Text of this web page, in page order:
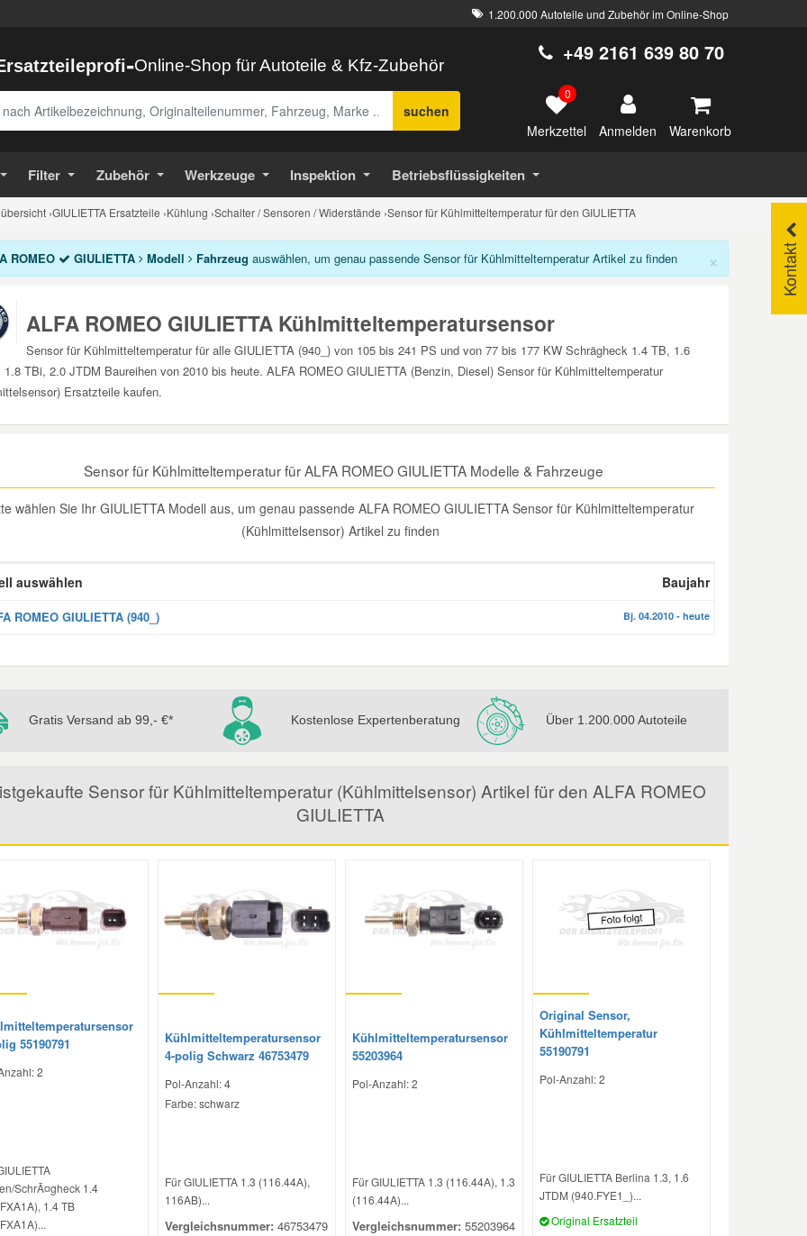
1.200.000 Autoteile und Zubehör im Online-Shop
-Online-Shop für Autoteile & Kfz-Zubehör
suchen
+49 2161 639 80 70
0
Merkzettel Anmelden Warenkorb
Filter Zubehör Werkzeuge Inspektion Betriebsflüssigkeiten
›GIULIETTA Ersatzteile ›Kühlung ›Schalter / Sensoren / Widerstände ›Sensor für Kühlmitteltemperatur für den GIULIETTA
Kontakt
×
ROMEO GIULIETTA Modell Fahrzeug auswählen, um genau passende Sensor für Kühlmitteltemperatur Artikel zu finden
ALFA ROMEO GIULIETTA Kühlmitteltemperatursensor
Sensor für Kühlmitteltemperatur für alle GIULIETTA (940_) von 105 bis 241 PS und von 77 bis 177 KW Schrägheck 1.4 TB, 1.6
1.8 TBi, 2.0 JTDM Baureihen von 2010 bis heute. ALFA ROMEO GIULIETTA (Benzin, Diesel) Sensor für Kühlmitteltemperatur
Ersatzteile kaufen.
Sensor für Kühlmitteltemperatur für ALFA ROMEO GIULIETTA Modelle & Fahrzeuge
wählen Sie Ihr GIULIETTA Modell aus, um genau passende ALFA ROMEO GIULIETTA Sensor für Kühlmitteltemperatur
(Kühlmittelsensor) Artikel zu finden
auswählen Baujahr
ROMEO GIULIETTA (940_) Bj. 04.2010 - heute
Gratis Versand ab 99,- €* Kostenlose Expertenberatung Über 1.200.000 Autoteile
Sensor für Kühlmitteltemperatur (Kühlmittelsensor) Artikel für den ALFA ROMEO
GIULIETTA
55190791
2
SchrÃ¤gheck 1.4
1.4 TB
Kühlmitteltemperatursensor
4-polig Schwarz 46753479
Pol-Anzahl: 4
Farbe: schwarz
Für GIULIETTA 1.3 (116.44A),
116AB)...
Vergleichsnummer: 46753479
Kühlmitteltemperatursensor
55203964
Pol-Anzahl: 2
Für GIULIETTA 1.3 (116.44A), 1.3
(116.44A)...
Vergleichsnummer: 55203964
Original Sensor,
Kühlmitteltemperatur
55190791
Pol-Anzahl: 2
Für GIULIETTA Berlina 1.3, 1.6
JTDM (940.FYE1_)...
Original Ersatzteil